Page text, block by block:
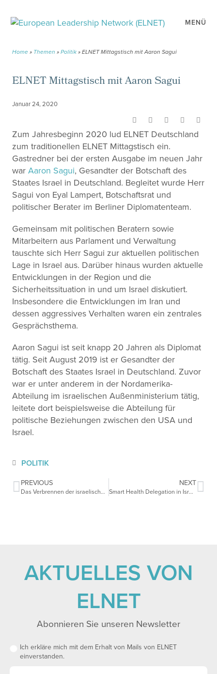
MENÜ
Home » Themen » Politik» ELNET Mittagstisch mit Aaron Sagui
ELNET Mittagstisch mit Aaron Sagui
Januar 24, 2020
Zum Jahresbeginn 2020 lud ELNET Deutschland
zum traditionellen ELNET Mittagstisch ein.
Gastredner bei der ersten Ausgabe im neuen Jahr
war Aaron Sagui, Gesandter der Botschaft des
Staates Israel in Deutschland. Begleitet wurde Herr
Sagui von Eyal Lampert, Botschaftsrat und
politischer Berater im Berliner Diplomatenteam.
Gemeinsam mit politischen Beratern sowie
Mitarbeitern aus Parlament und Verwaltung
tauschte sich Herr Sagui zur aktuellen politischen
Lage in Israel aus. Darüber hinaus wurden aktuelle
Entwicklungen in der Region und die
Sicherheitssituation in und um Israel diskutiert.
Insbesondere die Entwicklungen im Iran und
dessen aggressives Verhalten waren ein zentrales
Gesprächsthema.
Aaron Sagui ist seit knapp 20 Jahren als Diplomat
tätig. Seit August 2019 ist er Gesandter der
Botschaft des Staates Israel in Deutschland. Zuvor
war er unter anderem in der Nordamerika-
Abteilung im israelischen Außenministerium tätig,
leitete dort beispielsweise die Abteilung für
politische Beziehungen zwischen den USA und
Israel.
POLITIK
PREVIOUS
Das Verbrennen der israelischen Flagge muss strafbar sein
NEXT
Smart Health Delegation in Israel
AKTUELLES VON
ELNET
Abonnieren Sie unseren Newsletter
Ich erkläre mich mit dem Erhalt von Mails von ELNET
einverstanden.